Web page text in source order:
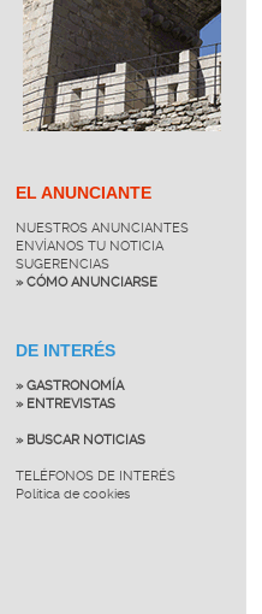
EL ANUNCIANTE
NUESTROS ANUNCIANTES
ENVÍANOS TU NOTICIA
SUGERENCIAS
» CÓMO ANUNCIARSE
DE INTERÉS
» GASTRONOMÍA
» ENTREVISTAS
» BUSCAR NOTICIAS
TELÉFONOS DE INTERÉS
Política de cookies